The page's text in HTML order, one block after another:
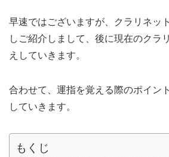
早速ではございますが、クラリネッ
しご紹介しまして、後に現在のクラ
えしていきます。
合わせて、運指を覚える際のポイン
していきます。
もくじ